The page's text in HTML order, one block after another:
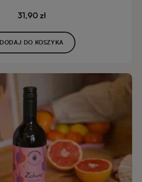
31,90 zł
DODAJ DO KOSZYKA